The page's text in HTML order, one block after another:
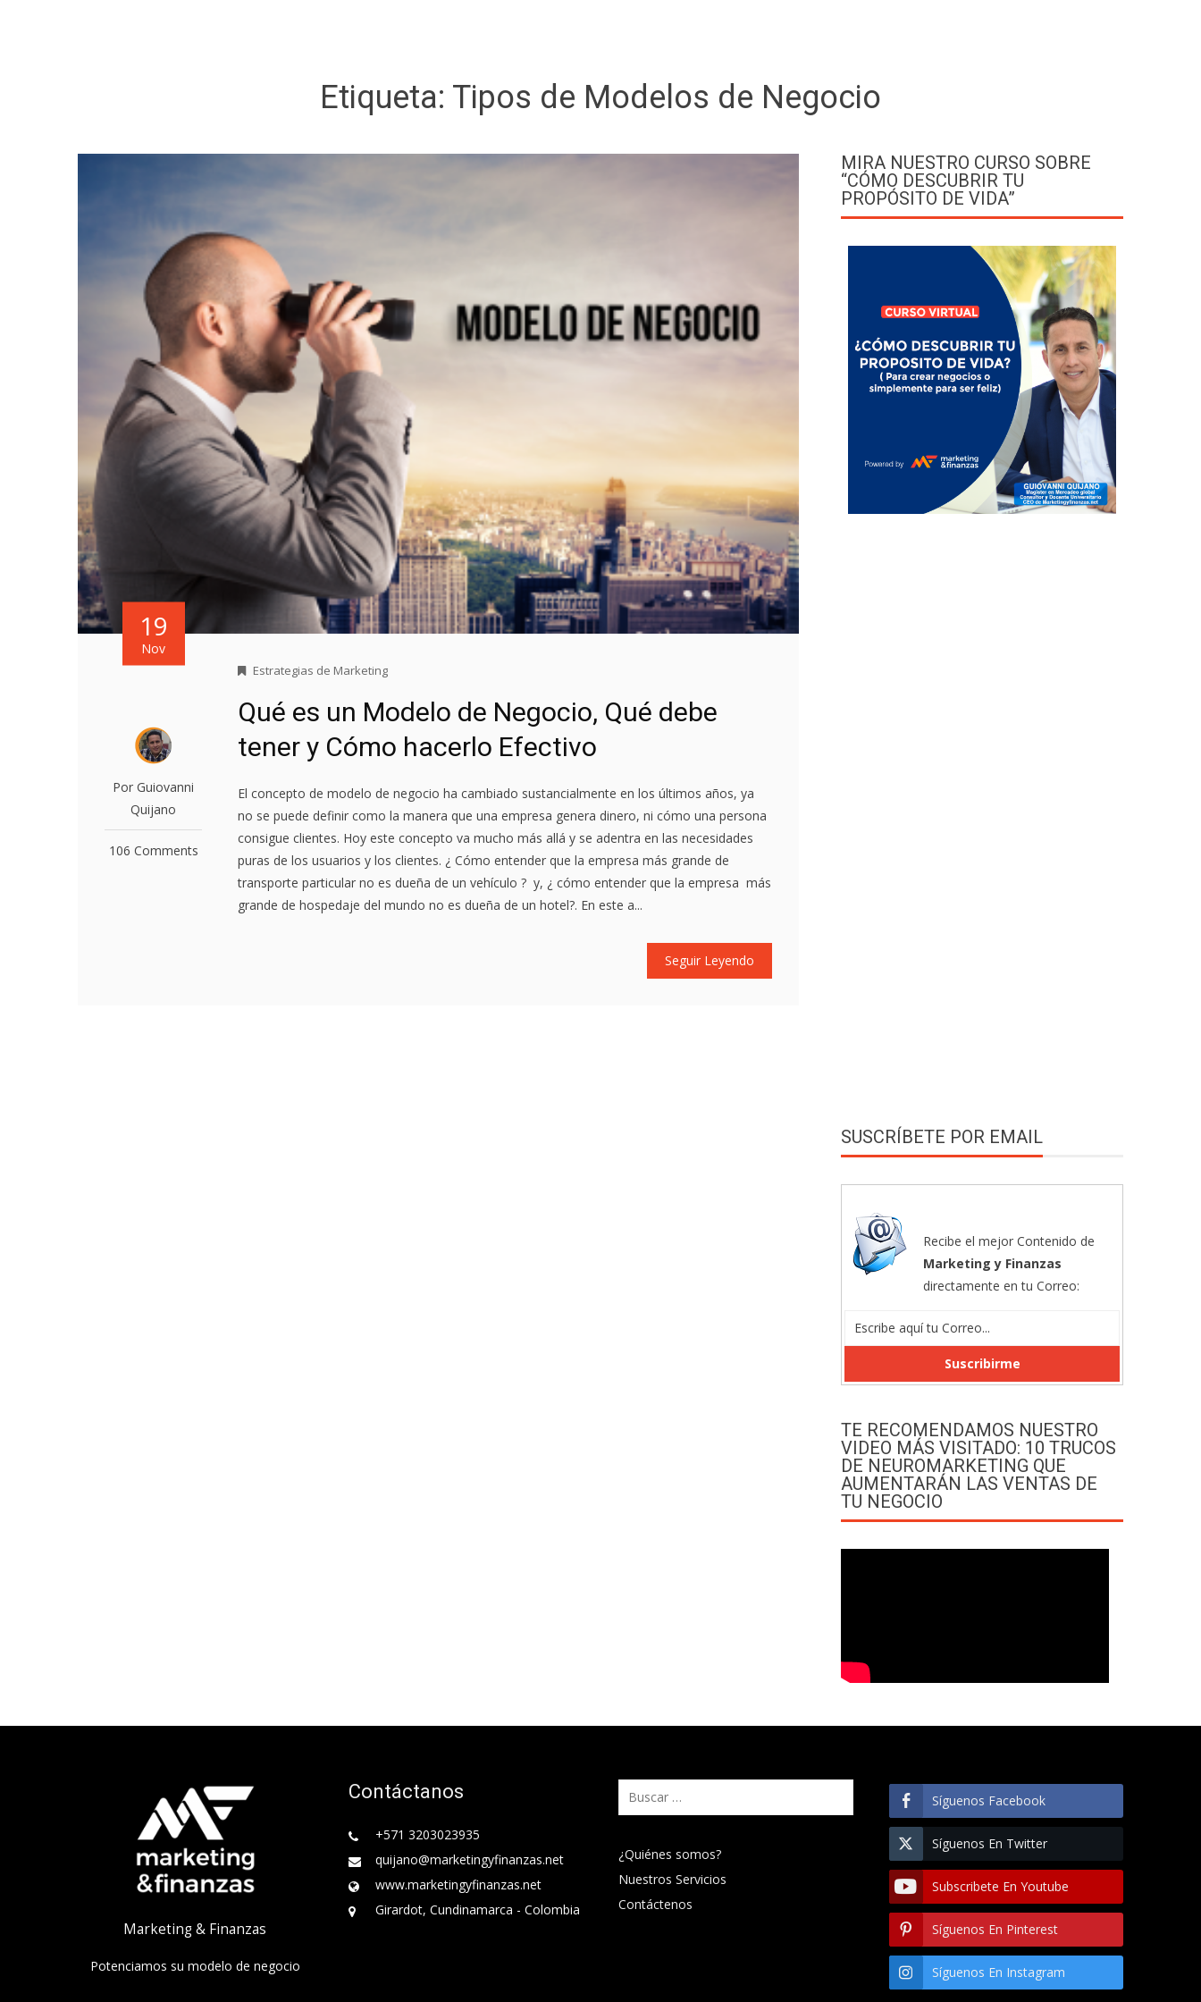
Etiqueta: Tipos de Modelos de Negocio
19
Nov
Por Guiovanni
Quijano
106 Comments
Estrategias de Marketing
Qué es un Modelo de Negocio, Qué debe
tener y Cómo hacerlo Efectivo
El concepto de modelo de negocio ha cambiado sustancialmente en los últimos años, ya
no se puede definir como la manera que una empresa genera dinero, ni cómo una persona
consigue clientes. Hoy este concepto va mucho más allá y se adentra en las necesidades
puras de los usuarios y los clientes. ¿ Cómo entender que la empresa más grande de
transporte particular no es dueña de un vehículo ? y, ¿ cómo entender que la empresa más
grande de hospedaje del mundo no es dueña de un hotel?. En este a...
Seguir Leyendo
MIRA NUESTRO CURSO SOBRE
“CÓMO DESCUBRIR TU
PROPÓSITO DE VIDA”
SUSCRÍBETE POR EMAIL
Recibe el mejor Contenido de
Marketing y Finanzas
directamente en tu Correo:
TE RECOMENDAMOS NUESTRO
VIDEO MÁS VISITADO: 10 TRUCOS
DE NEUROMARKETING QUE
AUMENTARÁN LAS VENTAS DE
TU NEGOCIO
Marketing & Finanzas
Potenciamos su modelo de negocio
Contáctanos
+571 3203023935
quijano@marketingyfinanzas.net
www.marketingyfinanzas.net
Girardot, Cundinamarca - Colombia
Buscar:
¿Quiénes somos?
Nuestros Servicios
Contáctenos
Síguenos Facebook
Síguenos En Twitter
Subscribete En Youtube
Síguenos En Pinterest
Síguenos En Instagram